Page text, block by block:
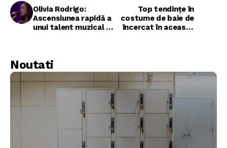
Olivia Rodrigo:
Ascensiunea rapidă a
unui talent muzical și
Top tendințe în
costume de baie de
încercat în această
Noutati